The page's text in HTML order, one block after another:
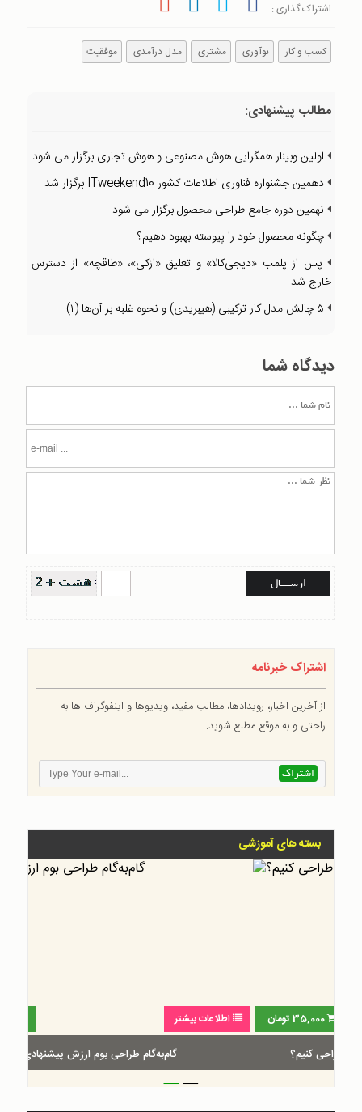
اشتراک گذاری :
کسب و کار نوآوری مشتری مدل درآمدی موفقیت
مطالب پیشنهادی:
اولین وبینار همگرایی هوش مصنوعی و هوش تجاری برگزار می شود
دهمین جشنواره فناوری اطلاعات کشور ITweekend10 برگزار شد
نهمین دوره جامع طراحی محصول برگزار می شود
چگونه محصول خود را پیوسته بهبود دهیم؟
پس از پلمب «دیجی‌کالا» و تعلیق «ازکی»، «طاقچه» از دسترس
خارج شد
۵ چالش مدل کار ترکیبی (هیبریدی) و نحوه غلبه بر آن‌ها (۱)
دیدگاه شما
اشتراک خبرنامه
از آخرین اخبار، رویدادها، مطالب مفید، ویدیوها و اینفوگراف ها به
راحتی و به موقع مطلع شوید.
بسته های آموزشی
اطلاعات بیشتر
گام‌به‌گام طراحی بوم ارزش پیشنهادی
__